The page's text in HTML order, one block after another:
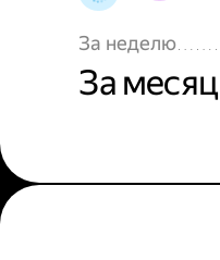
За неделю
За месяц